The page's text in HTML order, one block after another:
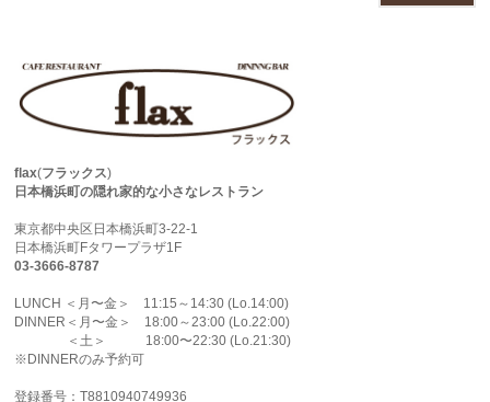
flax(フラックス)
日本橋浜町の隠れ家的な小さなレストラン
東京都中央区日本橋浜町3-22-1
日本橋浜町Fタワープラザ1F
03-3666-8787
LUNCH ＜月〜金＞ 11:15～14:30 (Lo.14:00)
DINNER＜月〜金＞ 18:00～23:00 (Lo.22:00)
＜土＞ 18:00〜22:30 (Lo.21:30)
※DINNERのみ予約可
登録番号：T8810940749936